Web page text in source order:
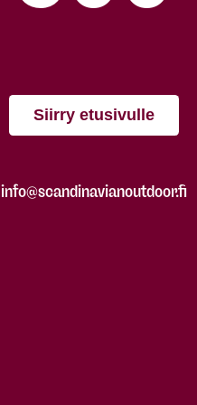
Siirry etusivulle
info@scandinavianoutdoor.fi